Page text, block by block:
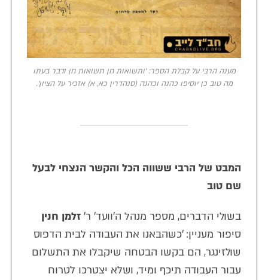
מענה הרבי על קבלת הספר: 'ותשואות חן תשואות חן ודבר בעתו
מה טוב כן יוסיפו כהנה וכהנה (סנהדרין כא, א) אזכיר על הציון'.
המבט של הרבי ששווה הכל והקשר הנצחי לבעל
שם טוב
בשולי הדברים, מספר מנהל ה'וועד' ר' זלמן חנין
סיפור מעניין: 'כשהבאנו את העבודה לבית הדפוס
שולזינגר, הם בקשו הבטחה שיקבלו את התשלום
עבור העבודה תיכף ומיד, ושלא יצטרכו לטרוח